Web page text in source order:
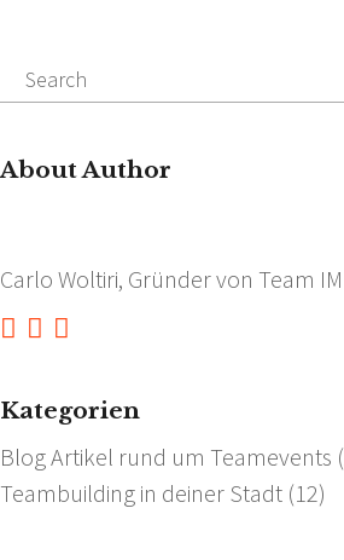
Search
for:
About Author
Carlo Woltiri, Gründer von Team
Kategorien
Blog Artikel rund um Teamevents
Teambuilding in deiner Stadt (12)